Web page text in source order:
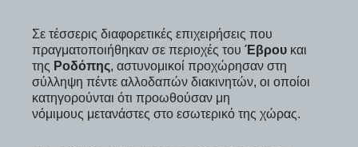
Σε τέσσερις διαφορετικές επιχειρήσεις που
πραγματοποιήθηκαν σε περιοχές του Έβρου και
της Ροδόπης, αστυνομικοί προχώρησαν στη
σύλληψη πέντε αλλοδαπών διακινητών, οι οποίοι
κατηγορούνται ότι προωθούσαν μη
νόμιμους μετανάστες στο εσωτερικό της χώρας.